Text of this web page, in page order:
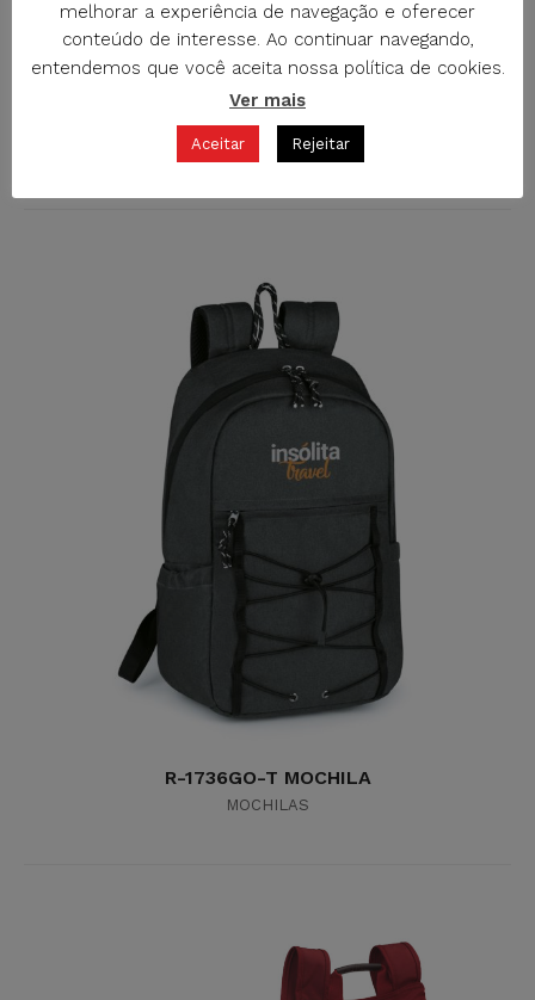
R-1432 MALA DE CABINE
MALAS DE CABINE
R-1736GO-T MOCHILA
MOCHILAS
melhorar a experiência de navegação e oferecer
conteúdo de interesse. Ao continuar navegando,
entendemos que você aceita nossa política de cookies.
Ver mais
Aceitar Rejeitar